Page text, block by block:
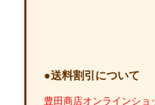
●送料割引について
豊田商店オンラインショ